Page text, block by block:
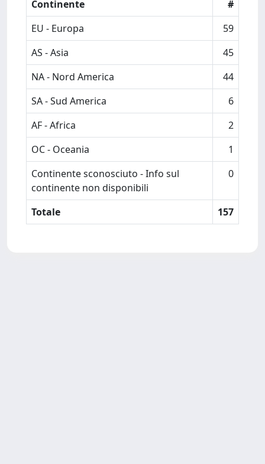
Continente
#
EU - Europa
59
AS - Asia
45
NA - Nord America
44
SA - Sud America
6
AF - Africa
2
OC - Oceania
1
Continente sconosciuto - Info sul
continente non disponibili
0
Totale 157